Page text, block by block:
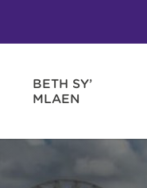
BETH SY’
MLAEN